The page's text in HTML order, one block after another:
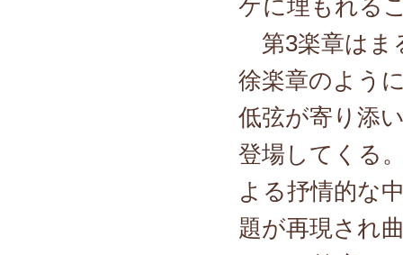
ケに埋もれる
第3楽章はま
徐楽章のよう
低弦が寄り添
登場してくる
よる抒情的な
題が再現され